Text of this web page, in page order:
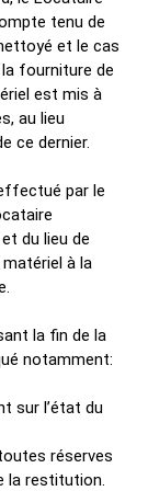
tenu de
et le cas
fourniture de
est mis à
au lieu
ce dernier.
par le
du lieu de
à la
la fin de la
notamment:
sur l’état du
réserves
la restitution.